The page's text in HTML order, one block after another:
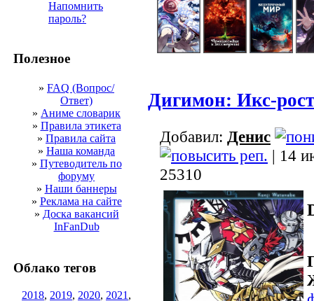
Напомнить
пароль?
Полезное
» FAQ (Вопрос/
Ответ)
» Аниме словарик
» Правила этикета
» Правила сайта
» Наша команда
» Путеводитель по
форуму
» Наши баннеры
» Реклама на сайте
» Доска вакансий
InFanDub
Облако тегов
2018, 2019, 2020, 2021 ,
Дигимон: Икс-рост
Добавил: Денис
| 14
25310